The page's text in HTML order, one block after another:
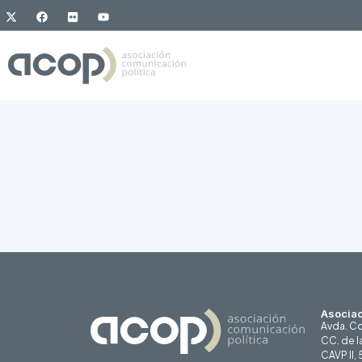
Avda.
CC. de
CAVP